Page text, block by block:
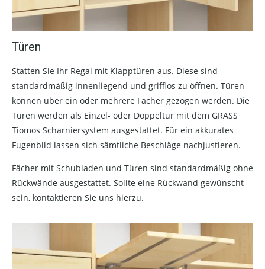
Türen
Statten Sie Ihr Regal mit Klapptüren aus. Diese sind
standardmäßig innenliegend und grifflos zu öffnen. Türen
können über ein oder mehrere Fächer gezogen werden. Die
Türen werden als Einzel- oder Doppeltür mit dem GRASS
Tiomos Scharniersystem ausgestattet. Für ein akkurates
Fugenbild lassen sich sämtliche Beschläge nachjustieren.
Fächer mit Schubladen und Türen sind standardmäßig ohne
Rückwände ausgestattet. Sollte eine Rückwand gewünscht
sein, kontaktieren Sie uns hierzu.